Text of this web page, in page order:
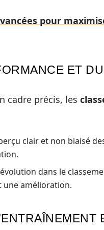
pour
ET
cadre précis, les
clair et non biaisé
dans le
une amélioration.